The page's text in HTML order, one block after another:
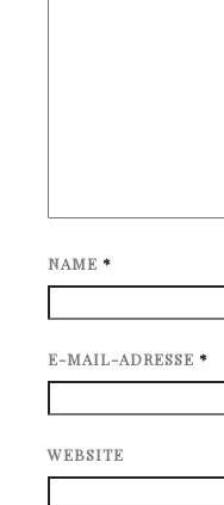
NAME *
E-MAIL-ADRESSE *
WEBSITE